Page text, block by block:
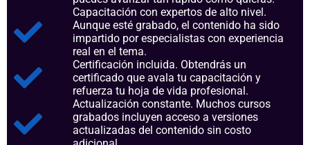
Capacitación con expertos de alto nivel.
Aunque esté grabado, el contenido ha sido
impartido por especialistas con experiencia
real en el tema.
Certificación incluida. Obtendrás un
certificado que avala tu capacitación y
refuerza tu hoja de vida profesional.
Actualización constante. Muchos cursos
grabados incluyen acceso a versiones
actualizadas del contenido sin costo